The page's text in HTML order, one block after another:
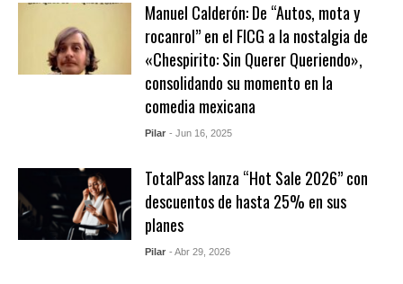
Manuel Calderón: De “Autos, mota y
rocanrol” en el FICG a la nostalgia de
«Chespirito: Sin Querer Queriendo»,
consolidando su momento en la
comedia mexicana
Pilar - Jun 16, 2025
TotalPass lanza “Hot Sale 2026” con
descuentos de hasta 25% en sus
planes
Pilar - Abr 29, 2026